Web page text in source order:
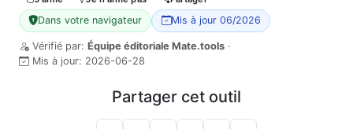
Dans votre navigateur Mis à jour 06/2026
Vérifié par: Équipe éditoriale Mate.tools ·
Mis à jour: 2026-06-28
Partager cet outil